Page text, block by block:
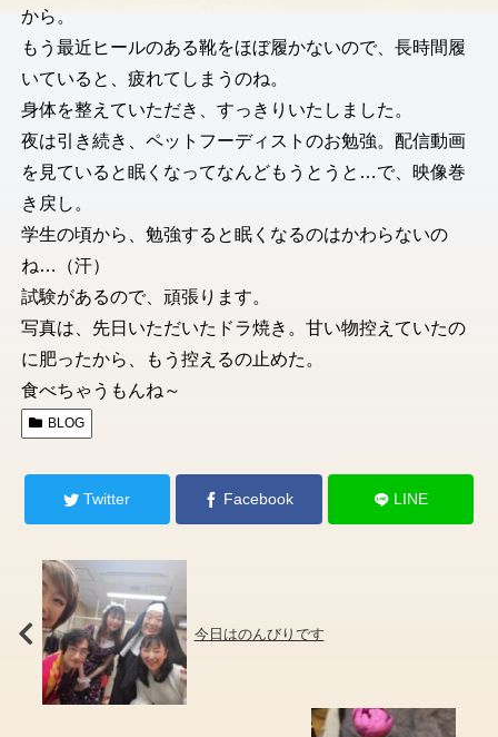
から。
もう最近ヒールのある靴をほぼ履かないので、長時間履
いていると、疲れてしまうのね。
身体を整えていただき、すっきりいたしました。
夜は引き続き、ペットフーディストのお勉強。配信動画
を見ていると眠くなってなんどもうとうと…で、映像巻
き戻し。
学生の頃から、勉強すると眠くなるのはかわらないの
ね…（汗）
試験があるので、頑張ります。
写真は、先日いただいたドラ焼き。甘い物控えていたの
に肥ったから、もう控えるの止めた。
食べちゃうもんね～
BLOG
Twitter Facebook LINE
今日はのんびりです